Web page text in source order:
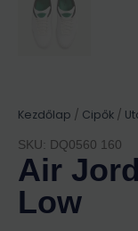
Kezdőlap / Cipők /
SKU: DQ0560 160
Air
Low